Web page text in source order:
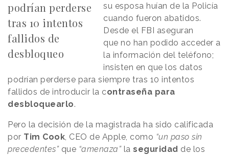
podrían perderse
tras 10 intentos
fallidos de
desbloqueo
su esposa huían de la Policía
cuando fueron abatidos.
Desde el FBI aseguran
que no han podido acceder a
la información del teléfono;
insisten en que los datos
podrían perderse para siempre tras 10 intentos
fallidos de introducir la contraseña para
desbloquearlo.
Pero la decisión de la magistrada ha sido calificada
por Tim Cook, CEO de Apple, como “un paso sin
precedentes”que “amenaza”la seguridad de los